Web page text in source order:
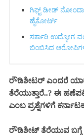
ಗಿಫ್ಟ್‌ ಡೀಡ್
ಹೈಕೋರ್ಟ್‌
ಸರ್ಕಾರಿ ಉದ್ಯೋಗ
ಬಿಂಬಿಸಿದ ಆರೋಪಿಗಳ
ರೌಡಿಶೀಟರ್ ಎಂದರೆ
ತೆರೆಯುತ್ತಾರೆ..? ಈ
ಎಂಬ ಪ್ರಶ್ನೆಗಳಿಗೆ
ರೌಡಿಶೀಟ್ ತೆರೆಯುವ ಬಗ್ಗೆ